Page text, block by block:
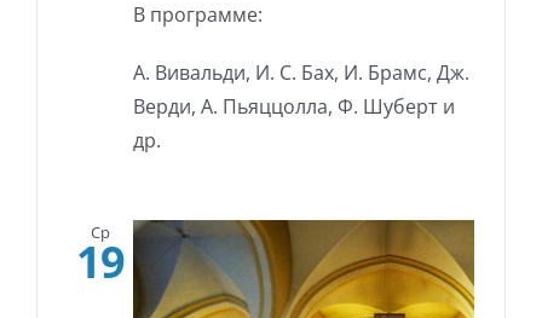
В программе:
А. Вивальди, И. С. Бах, И. Брамс, Дж.
Верди, А. Пьяццолла, Ф. Шуберт и
др.
Ср
19